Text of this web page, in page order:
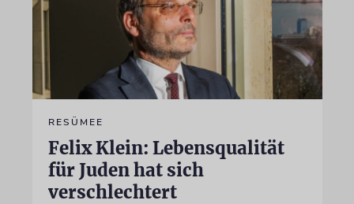
RESÜMEE
Felix Klein: Lebensqualität
für Juden hat sich
verschlechtert